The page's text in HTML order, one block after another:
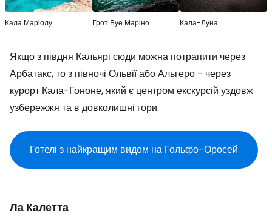
Кала Маріолу Грот Буе Маріно Кала-Луна
Якщо з півдня Кальярі сюди можна потрапити через
Арбатакс, то з півночі Ольвії або Альгеро - через
курорт Кала-Гононе, який є центром екскурсій уздовж
узбережжя та в довколишні гори.
Готелі з найкращим видом на Гольфо-Оросей
Ла Калетта